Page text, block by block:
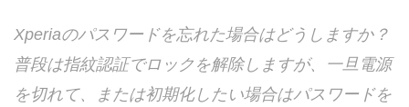
ダウンロード
サポート
Xperiaのパスワードを忘れた場合はどうしますか？
普段は指紋認証でロックを解除しますが、一旦電源
を切れて、または初期化したい場合はパスワードを